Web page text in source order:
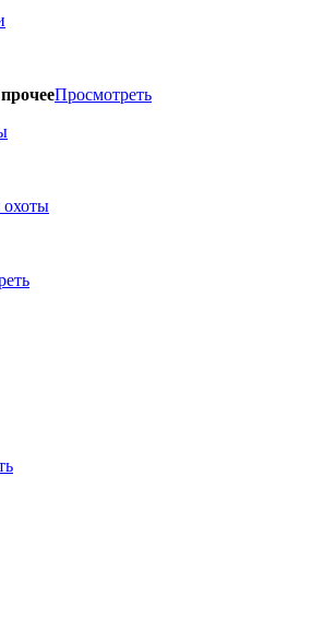
Просмотреть
охоты